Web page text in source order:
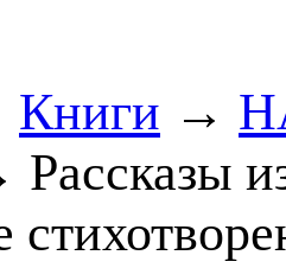
Книги →
Рассказы